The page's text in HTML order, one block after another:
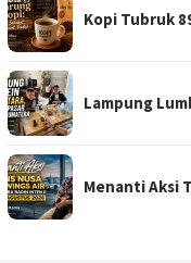
Kopi Tubruk
Lampung
Menanti Aksi